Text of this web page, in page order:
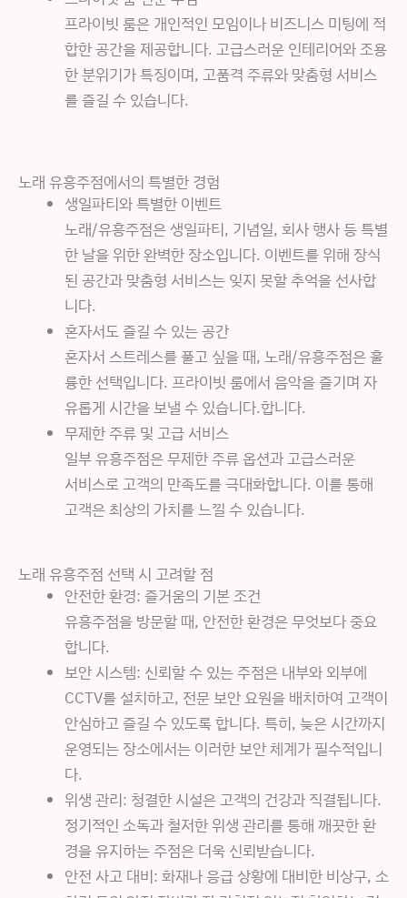
프라이빗 룸은 개인적인 모임이나 비즈니스 미팅에 적
합한 공간을 제공합니다. 고급스러운 인테리어와 조용
한 분위기가 특징이며, 고품격 주류와 맞춤형 서비스
를 즐길 수 있습니다.
노래 유흥주점에서의 특별한 경험
생일파티와 특별한 이벤트
노래/유흥주점은 생일파티, 기념일, 회사 행사 등 특별
한 날을 위한 완벽한 장소입니다. 이벤트를 위해 장식
된 공간과 맞춤형 서비스는 잊지 못할 추억을 선사합
니다.
혼자서도 즐길 수 있는 공간
혼자서 스트레스를 풀고 싶을 때, 노래/유흥주점은 훌
륭한 선택입니다. 프라이빗 룸에서 음악을 즐기며 자
유롭게 시간을 보낼 수 있습니다.합니다.
무제한 주류 및 고급 서비스
일부 유흥주점은 무제한 주류 옵션과 고급스러운
서비스로 고객의 만족도를 극대화합니다. 이를 통해
고객은 최상의 가치를 느낄 수 있습니다.
노래 유흥주점 선택 시 고려할 점
안전한 환경: 즐거움의 기본 조건
유흥주점을 방문할 때, 안전한 환경은 무엇보다 중요
합니다.
보안 시스템: 신뢰할 수 있는 주점은 내부와 외부에
CCTV를 설치하고, 전문 보안 요원을 배치하여 고객이
안심하고 즐길 수 있도록 합니다. 특히, 늦은 시간까지
운영되는 장소에서는 이러한 보안 체계가 필수적입니
다.
위생 관리: 청결한 시설은 고객의 건강과 직결됩니다.
정기적인 소독과 철저한 위생 관리를 통해 깨끗한 환
경을 유지하는 주점은 더욱 신뢰받습니다.
안전 사고 대비: 화재나 응급 상황에 대비한 비상구, 소